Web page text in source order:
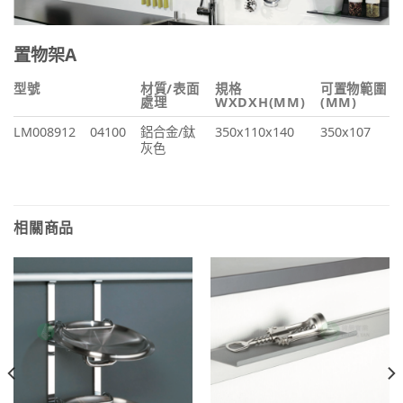
置物架A
型號 材質/表面
處理
規格
WXDXH(MM)
可置物範圍
(MM)
LM008912
04100
鋁合金/鈦
灰色
350x110x140 350x107
相關商品